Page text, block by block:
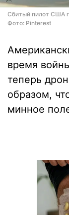
Сбитый пилот США
Фото: Pinterest
время
теперь
образом,
минное